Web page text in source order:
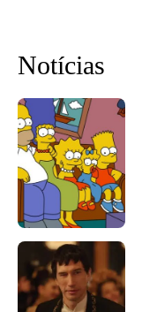
Notícias